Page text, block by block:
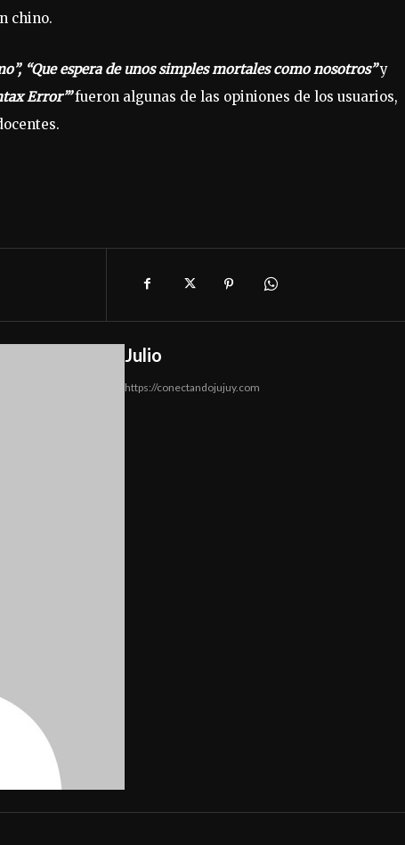
chino.
“Que espera de unos simples mortales como nosotros”y
Error’”fueron algunas de las opiniones de los usuarios,
Julio
https://conectandojujuy.com